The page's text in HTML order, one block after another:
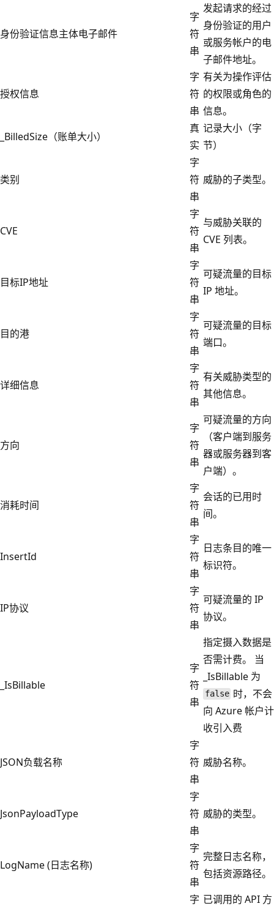
身份验证信息主体电子邮件
字
符
串
发起请求的经过
身份验证的用户
或服务帐户的电
子邮件地址。
授权信息
字
符
串
有关为操作评估
的权限或角色的
信息。
_BilledSize（账单大小）
真
实
记录大小（字
节）
类别
字
符
串
威胁的子类型。
CVE
字
符
串
与威胁关联的
CVE 列表。
目标IP地址
字
符
串
可疑流量的目标
IP 地址。
目的港
字
符
串
可疑流量的目标
端口。
详细信息
字
符
串
有关威胁类型的
其他信息。
方向
字
符
串
可疑流量的方向
（客户端到服务
器或服务器到客
户端）。
消耗时间
字
符
串
会话的已用时
间。
InsertId
字
符
串
日志条目的唯一
标识符。
IP协议
字
符
串
可疑流量的 IP
协议。
_IsBillable
字
符
串
指定摄入数据是
否需计费。 当
_IsBillable 为
false 时，不会
向 Azure 帐户计
收引入费
JSON负载名称
字
符
串
威胁名称。
JsonPayloadType
字
符
串
威胁的类型。
LogName (日志名称)
字
符
串
完整日志名称，
包括资源路径。
字 已调用的 API 方